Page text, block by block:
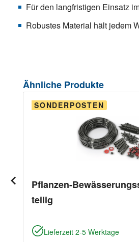
Für den langfristigen Einsatz
Robustes Material hält jedem
Produktgalerie überspringen
Ähnliche Produkte
SONDERPOSTEN
Pflanzen-
teilig
Lieferzeit 2-5 Werktage